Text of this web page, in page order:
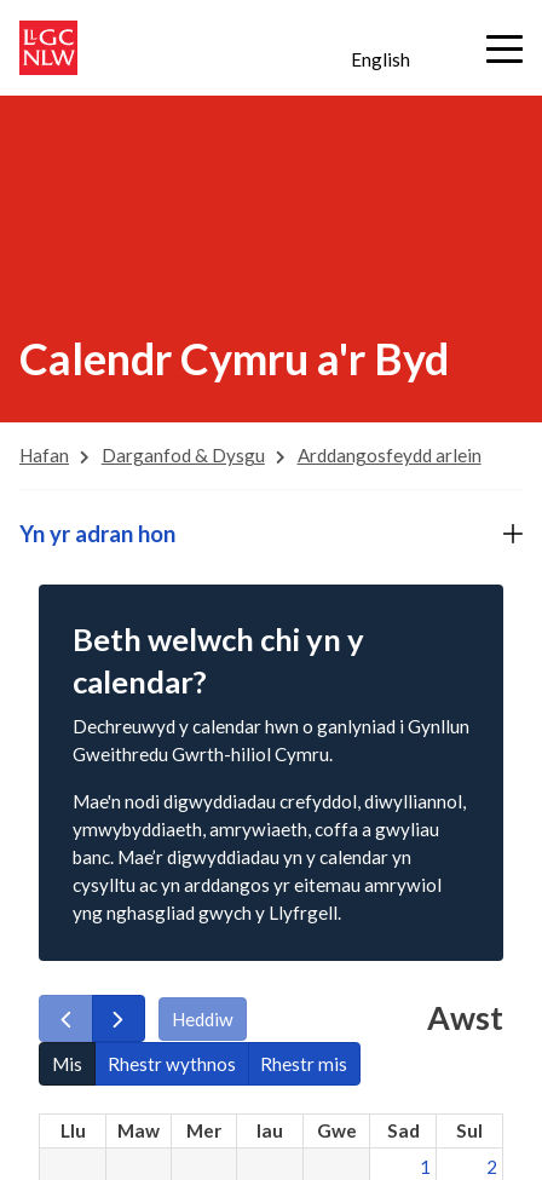
English
Calendr Cymru a'r Byd
Hafan Darganfod & Dysgu Arddangosfeydd arlein
Beth welwch chi yn y
calendar?
Dechreuwyd y calendar hwn o ganlyniad i Gynllun
Gweithredu Gwrth-hiliol Cymru.
Mae'n nodi digwyddiadau crefyddol, diwylliannol,
ymwybyddiaeth, amrywiaeth, coffa a gwyliau
banc. Mae’r digwyddiadau yn y calendar yn
cysylltu ac yn arddangos yr eitemau amrywiol
yng nghasgliad gwych y Llyfrgell.
Heddiw Awst
Mis Rhestr wythnos Rhestr mis
Llu Maw Mer Iau Gwe Sad
Sul
1
2
Yn yr adran hon